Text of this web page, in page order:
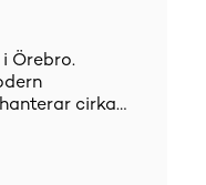
Örebro.
cirka…